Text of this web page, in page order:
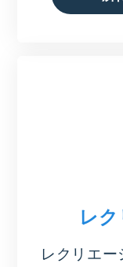
レ
レクリエ